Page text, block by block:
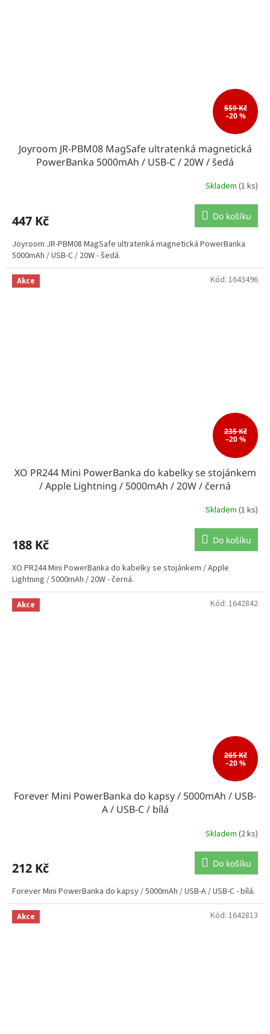
559 Kč
–20 %
Joyroom JR-PBM08 MagSafe ultratenká magnetická
PowerBanka 5000mAh / USB-C / 20W / šedá
Skladem (1 ks)
447 Kč Do košíku
Joyroom JR-PBM08 MagSafe ultratenká magnetická PowerBanka
5000mAh / USB-C / 20W - šedá.
Akce
235 Kč
–20 %
XO PR244 Mini PowerBanka do kabelky se stojánkem
/ Apple Lightning / 5000mAh / 20W / černá
Skladem (1 ks)
188 Kč Do košíku
XO PR244 Mini PowerBanka do kabelky se stojánkem / Apple
Lightning / 5000mAh / 20W - černá.
Kód: 1643496
Akce
265 Kč
–20 %
Forever Mini PowerBanka do kapsy / 5000mAh / USB-
A / USB-C / bílá
Skladem (2 ks)
212 Kč Do košíku
Forever Mini PowerBanka do kapsy / 5000mAh / USB-A / USB-C - bílá.
Kód: 1642842
Akce Kód: 1642813